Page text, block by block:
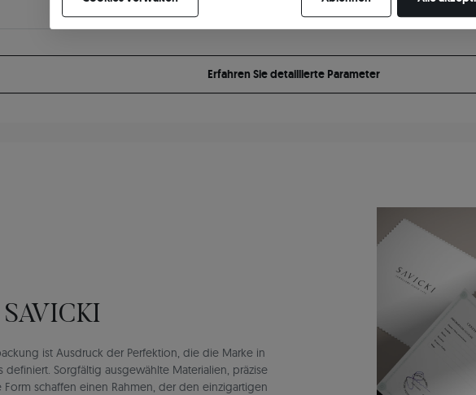
Erfahren Sie detaillierte Parameter
ist Ausdruck der Perfektion, die die Marke in
definiert. Sorgfältig ausgewählte Materialien, präzise
schaffen einen Rahmen, der den einzigartigen